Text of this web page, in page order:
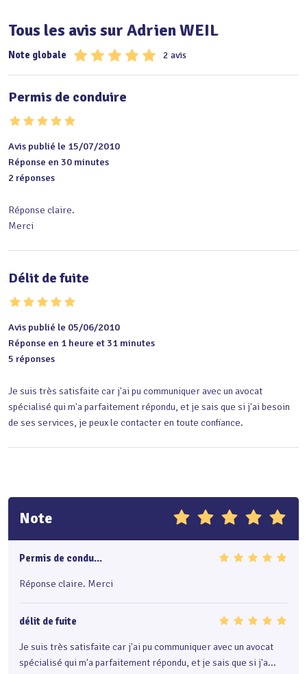
Tous les avis sur Adrien WEIL
Note globale 2 avis
Permis de conduire
Avis publié le 15/07/2010
Réponse en 30 minutes
2 réponses
Réponse claire.
Merci
Délit de fuite
Avis publié le 05/06/2010
Réponse en 1 heure et 31 minutes
5 réponses
Je suis très satisfaite car j'ai pu communiquer avec un avocat
spécialisé qui m'a parfaitement répondu, et je sais que si j'ai besoin
de ses services, je peux le contacter en toute confiance.
Note
Permis de condu...
Réponse claire. Merci
délit de fuite
Je suis très satisfaite car j'ai pu communiquer avec un avocat
spécialisé qui m'a parfaitement répondu, et je sais que si j'a...